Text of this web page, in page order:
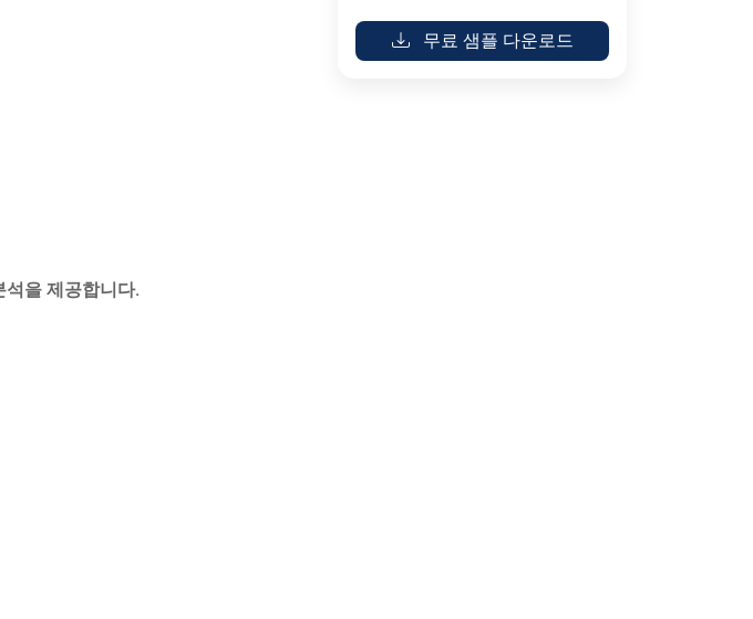
을 제공합니다.
무료 샘플 다운로드